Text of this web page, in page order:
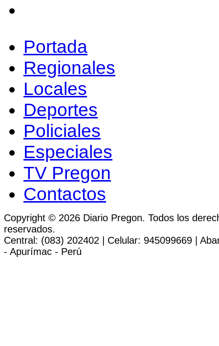
Portada
Regionales
Locales
Deportes
Policiales
Especiales
TV Pregon
Contactos
Copyright © 2026 Diario Pregon. Todos los
reservados.
Central: (083) 202402 | Celular: 945099669 |
- Apurímac - Perú